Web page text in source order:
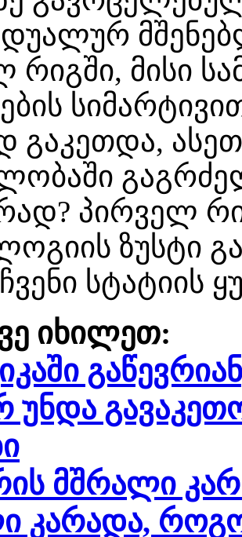
რიგში, მისი
გაკეთდა,
პირველ
ზუსტი
ჩვენი სტატიის
იხილეთ:
მშრალი
კარადა,